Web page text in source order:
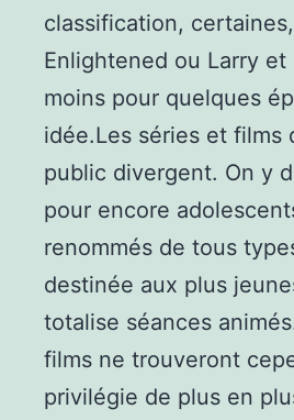
classification,
Enlightened ou Larry
moins pour quelques
idée.Les séries et
public divergent. On y
pour encore
renommés de tous
destinée aux plus
totalise séances
films ne trouveront
privilégie de plus en